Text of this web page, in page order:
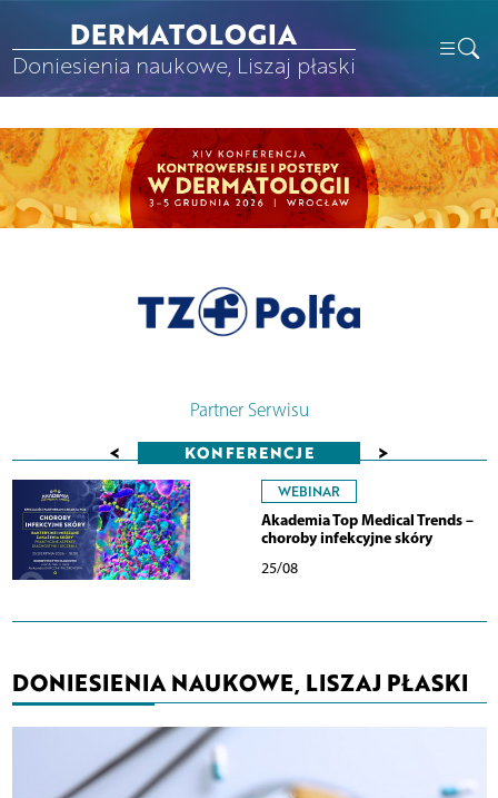
DERMATOLOGIA
Doniesienia naukowe, Liszaj płaski
Partner Serwisu
< KONFERENCJE >
WEBINAR
Akademia Top Medical Trends –
choroby infekcyjne skóry
25/08
DONIESIENIA NAUKOWE, LISZAJ PŁASKI